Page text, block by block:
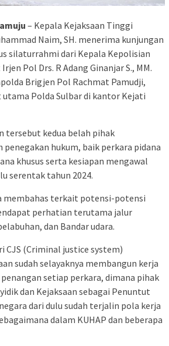
– Kepala Kejaksaan Tinggi
Naim, SH. menerima kunjungan
silaturrahmi dari Kepala Kepolisian
Pol Drs. R Adang Ginanjar S., MM.
Brigjen Pol Rachmat Pamudji,
utama Polda Sulbar di kantor Kejati
tersebut kedua belah pihak
hukum, baik perkara pidana
khusus serta kesiapan mengawal
serentak tahun 2024.
membahas terkait potensi-potensi
perhatian terutama jalur
dan Bandar udara.
CJS (Criminal justice system)
sudah selayaknya membangun kerja
setiap perkara, dimana pihak
dan Kejaksaan sebagai Penuntut
dari dulu sudah terjalin pola kerja
dalam KUHAP dan beberapa